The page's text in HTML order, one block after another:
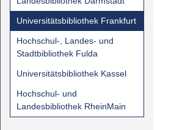
Universitätsbibliothek Frankfurt
Hochschul-, Landes- und
Stadtbibliothek Fulda
Universitätsbibliothek Kassel
Hochschul- und
Landesbibliothek RheinMain